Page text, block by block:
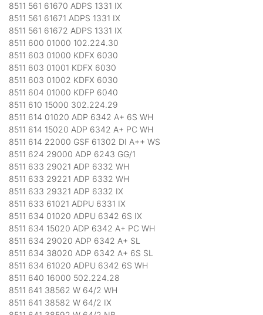
8511 561 61670 ADPS 1331 IX
8511 561 61671 ADPS 1331 IX
8511 561 61672 ADPS 1331 IX
8511 600 01000 102.224.30
8511 603 01000 KDFX 6030
8511 603 01001 KDFX 6030
8511 603 01002 KDFX 6030
8511 604 01000 KDFP 6040
8511 610 15000 302.224.29
8511 614 01020 ADP 6342 A+ 6S WH
8511 614 15020 ADP 6342 A+ PC WH
8511 614 22000 GSF 61302 DI A++ WS
8511 624 29000 ADP 6243 GG/1
8511 633 29021 ADP 6332 WH
8511 633 29221 ADP 6332 WH
8511 633 29321 ADP 6332 IX
8511 633 61021 ADPU 6331 IX
8511 634 01020 ADPU 6342 6S IX
8511 634 15020 ADP 6342 A+ PC WH
8511 634 29020 ADP 6342 A+ SL
8511 634 38020 ADP 6342 A+ 6S SL
8511 634 61020 ADPU 6342 6S WH
8511 640 16000 502.224.28
8511 641 38562 W 64/2 WH
8511 641 38582 W 64/2 IX